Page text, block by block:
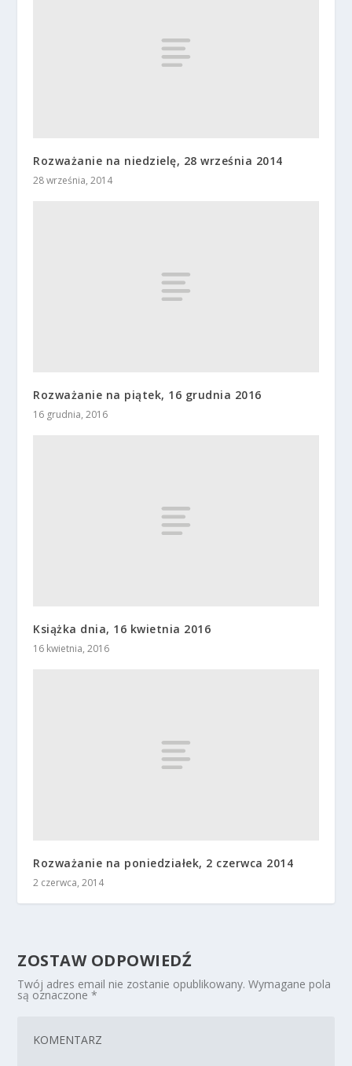
Rozważanie na niedzielę, 28 września 2014
28 września, 2014
Rozważanie na piątek, 16 grudnia 2016
16 grudnia, 2016
Książka dnia, 16 kwietnia 2016
16 kwietnia, 2016
Rozważanie na poniedziałek, 2 czerwca 2014
2 czerwca, 2014
ZOSTAW ODPOWIEDŹ
Twój adres email nie zostanie opublikowany. Wymagane pola
są oznaczone*